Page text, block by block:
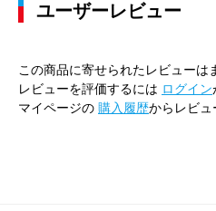
ユーザーレビュー
この商品に寄せられたレビューは
レビューを評価するには ログイン
マイページの 購入履歴からレビュ